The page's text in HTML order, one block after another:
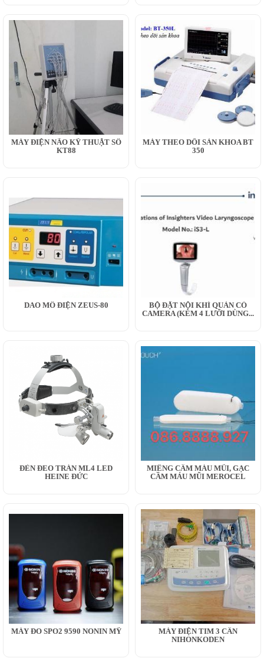
MÁY ĐIỆN NÃO KỸ THUẬT SỐ
KT88
MÁY THEO DÕI SẢN KHOA BT
350
DAO MỔ ĐIỆN ZEUS-80
BỘ ĐẶT NỘI KHÍ QUẢN CÓ
CAMERA (KÈM 4 LƯỠI DÙNG...
ĐÈN ĐEO TRÁN ML4 LED
HEINE ĐỨC
MIẾNG CẦM MÁU MŨI, GẠC
CẦM MÁU MŨI MEROCEL
MÁY ĐO SPO2 9590 NONIN MỸ
MÁY ĐIỆN TIM 3 CẦN
NIHONKODEN